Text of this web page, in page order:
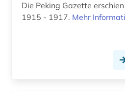
test (1)
Die Peking Gazette
1915 - 1917. Mehr